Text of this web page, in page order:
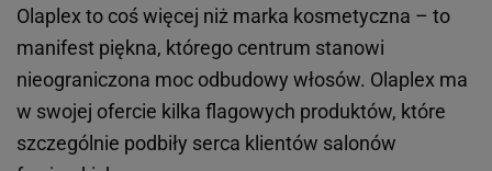
Olaplex to coś więcej niż marka kosmetyczna – to
manifest piękna, którego centrum stanowi
nieograniczona moc odbudowy włosów. Olaplex ma
w swojej ofercie kilka flagowych produktów, które
szczególnie podbiły serca klientów salonów